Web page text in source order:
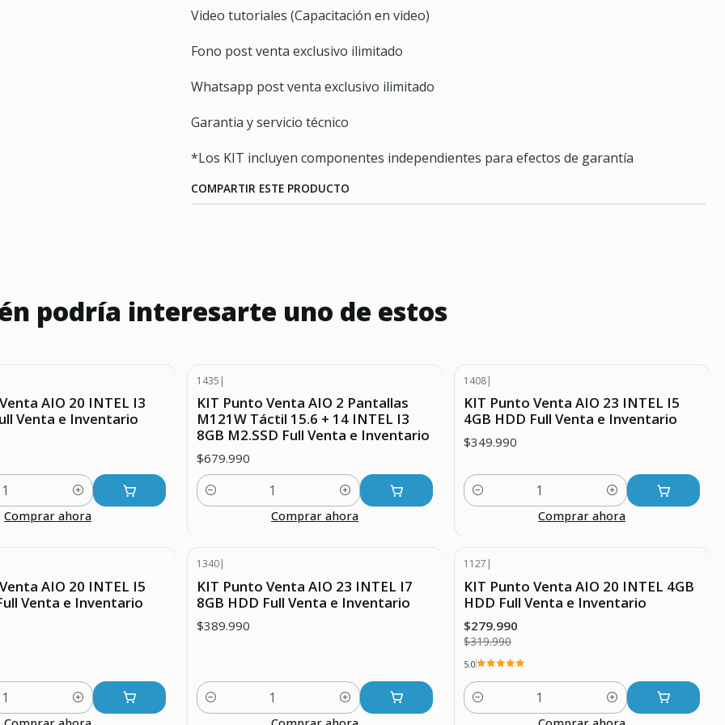
Video tutoriales (Capacitación en video)
Fono post venta exclusivo ilimitado
Whatsapp post venta exclusivo ilimitado
Garantia y servicio técnico
*Los KIT incluyen componentes independientes para efectos de garantía
COMPARTIR ESTE PRODUCTO
podría interesarte uno de estos
AIO 20 INTEL I3
Venta e Inventario
Comprar ahora
1435 |
KIT Punto Venta AIO 2 Pantallas
M121W Táctil 15.6 + 14 INTEL I3
8GB M2.SSD Full Venta e Inventario
$679.990
Cantidad
Comprar ahora
1408|
KIT Punto Venta AIO 23 INTEL I5
4GB HDD Full Venta e Inventario
$349.990
Cantidad
Comprar ahora
AIO 20 INTEL I5
Venta e Inventario
1340|
KIT Punto Venta AIO 23 INTEL I7
8GB HDD Full Venta e Inventario
$389.990
Cantidad
1127 |
KIT Punto Venta AIO 20 INTEL 4GB
HDD Full Venta e Inventario
$279.990
$319.990
5.0
Cantidad